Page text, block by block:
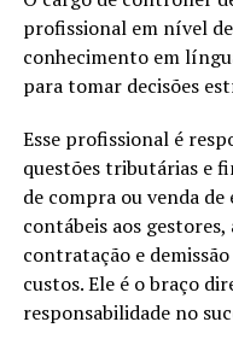
profissional em nível
conhecimento em
para tomar decisões
Esse profissional é
questões tributárias e
de compra ou venda
contábeis aos
contratação e
custos. Ele é o braço
responsabilidade no